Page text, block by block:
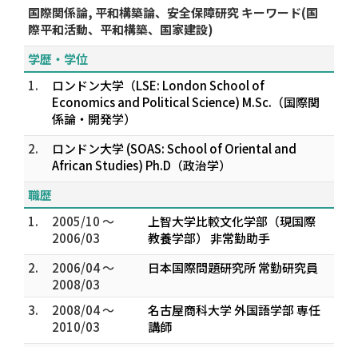
国際関係論, 平和構築論、安全保障研究 キーワード(国
際平和活動、平和構築、国家建設)
学歴・学位
1.
ロンドン大学（LSE: London School of
Economics and Political Science) M.Sc.（国際関
係論・開発学）
2.
ロンドン大学 (SOAS: School of Oriental and
African Studies) Ph.D（政治学）
職歴
1.
2005/10 ～
2006/03
上智大学比較文化学部（現国際
教養学部） 非常勤助手
2.
2006/04 ～
2008/03
日本国際問題研究所 常勤研究員
3.
2008/04 ～
2010/03
名古屋商科大学 外国語学部 専任
講師